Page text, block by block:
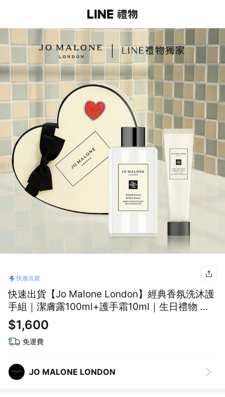
快速出貨
快速出貨【Jo Malone London】經典香氛洗沐護
手組｜潔膚露100ml+護手霜10ml｜生日禮物 情
人節禮物｜自選香調｜送男生｜送女生
$1,600
免運費
JO MALONE LONDON